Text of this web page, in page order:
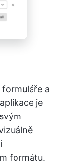
a
je
formátu.